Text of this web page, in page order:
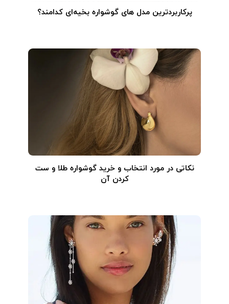
پرکاربردترین مدل های گوشواره بخیه‌ای کدامند؟
نکاتی در مورد انتخاب و خرید گوشواره طلا و ست
کردن آن